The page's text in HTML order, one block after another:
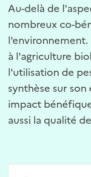
Au-delà de
nombreux co-
l'environnement.
à l'agriculture
l'utilisation de
synthèse sur
impact
aussi la qualité